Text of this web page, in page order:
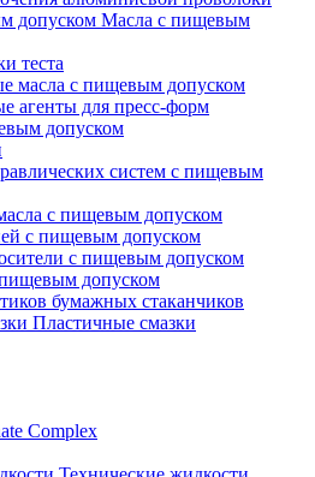
Масла с пищевым
теста
масла с пищевым допуском
агенты для пресс-форм
допуском
систем с пищевым
с пищевым допуском
с пищевым допуском
с пищевым допуском
допуском
бумажных стаканчиков
Пластичные смазки
Complex